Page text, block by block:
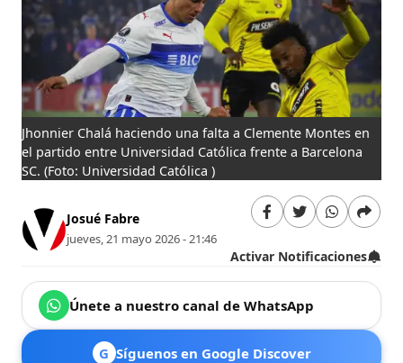
Jhonnier Chalá haciendo una falta a Clemente Montes en
el partido entre Universidad Católica frente a Barcelona
SC. (Foto: Universidad Católica )
Josué Fabre
jueves, 21 mayo 2026 - 21:46
Activar Notificaciones
Únete a nuestro canal de WhatsApp
G Síguenos en Google Discover